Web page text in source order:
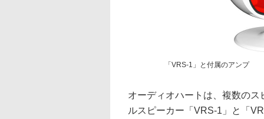
「VRS-1」と付属のアンプ
オーディオハートは、複数の
ルスピーカー「VRS-1」と「